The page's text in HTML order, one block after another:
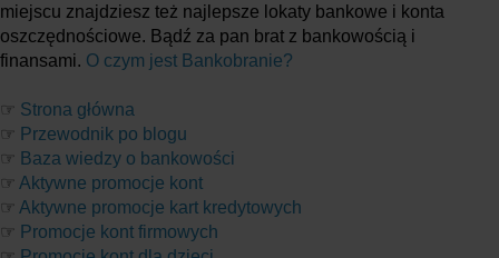
miejscu znajdziesz też najlepsze lokaty bankowe i konta
oszczędnościowe. Bądź za pan brat z bankowością i
finansami. O czym jest Bankobranie?
☞ Strona główna
☞ Przewodnik po blogu
☞ Baza wiedzy o bankowości
☞ Aktywne promocje kont
☞ Aktywne promocje kart kredytowych
☞ Promocje kont firmowych